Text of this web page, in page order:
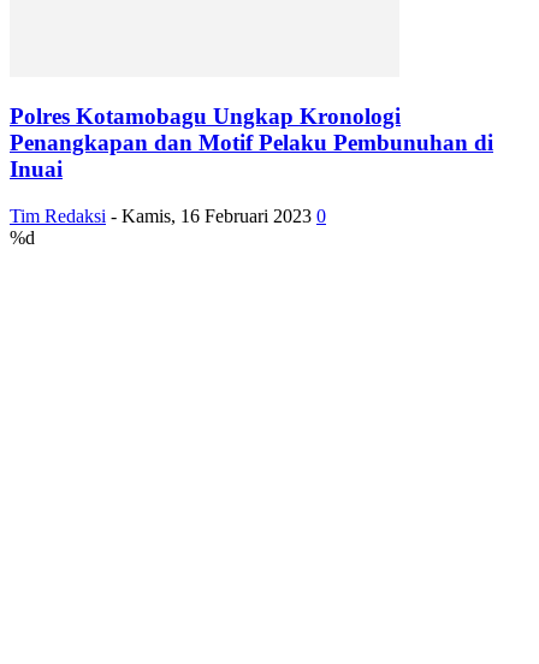
Polres Kotamobagu Ungkap Kronologi
Penangkapan dan Motif Pelaku Pembunuhan di
Inuai
Tim Redaksi - Kamis, 16 Februari 2023 0
%d